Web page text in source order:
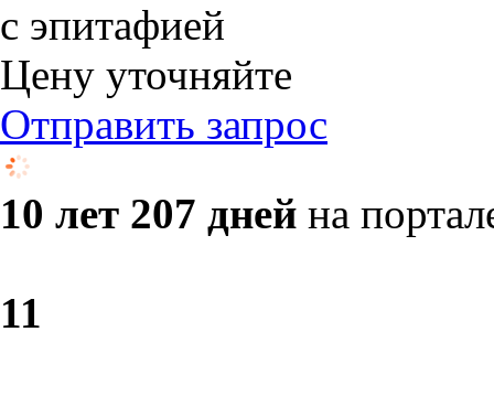
с эпитафией
Цену уточняйте
Отправить запрос
10 лет 207 дней на
11